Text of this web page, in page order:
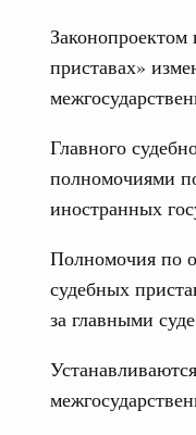
Законопроектом
приставах»
Главного
полномочиями
иностранных
Полномочия по
судебных
за главными
29 июля
Правовые вопросы
24 июля
Правовые вопросы
повышает
30
Правовые вопросы
план